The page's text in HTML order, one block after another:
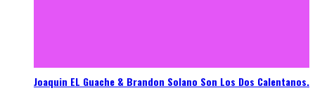
Joaquin EL Guache & Brandon Solano Son Los Dos Calentanos.